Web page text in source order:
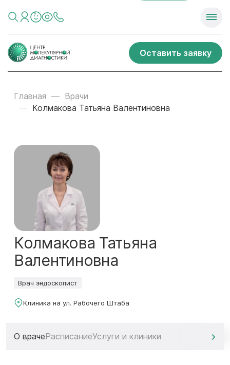
Оставить заявку
Главная
Врачи
Колмакова Татьяна Валентиновна
Колмакова Татьяна
Валентиновна
Врач эндоскопист
Клиника на ул. Рабочего Штаба
О врачеРасписаниеУслуги и клиники